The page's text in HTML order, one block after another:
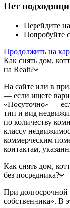
Нет
Перейдите
Попробуйте
Продолжить на
Как снять дом,
на Realt?
На сайте или в
— если ищете
«Посуточно» —
тип и вид
по количеству
классу
коммерческим
контактам,
Как снять дом,
без посредника?
При долгосрочной
собственника». В